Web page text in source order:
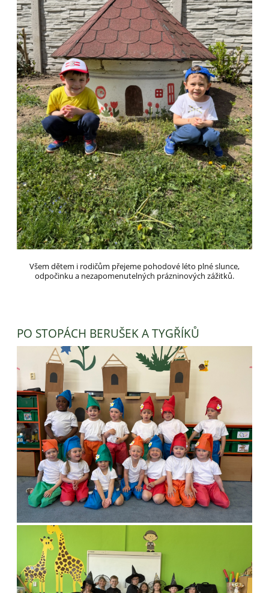
Všem dětem i rodičům přejeme pohodové léto plné slunce,
odpočinku a nezapomenutelných prázninových zážitků.
PO STOPÁCH BERUŠEK A TYGŘÍKŮ